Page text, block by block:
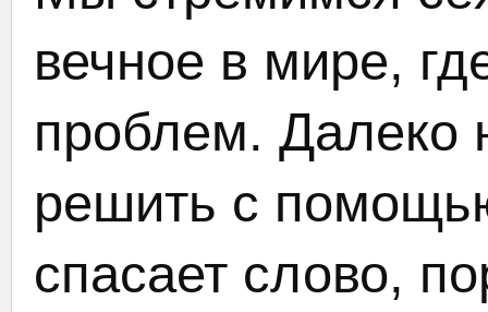
вечное в мире,
проблем. Далеко
решить с
спасает слово,